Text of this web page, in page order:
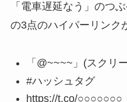
「電車遅延なう」のつ
の3点のハイパーリンク
「@~~~~」(スクリ
#ハッシュタグ
https://t.co/○○○○○○○